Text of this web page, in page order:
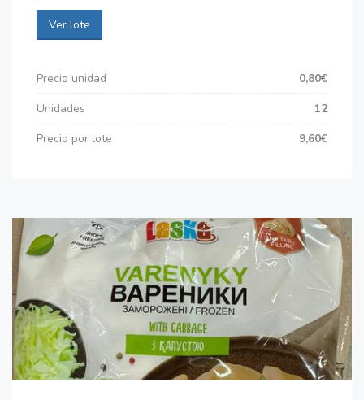
Ver lote
Precio unidad
0,80€
Unidades
12
Precio por lote
9,60€